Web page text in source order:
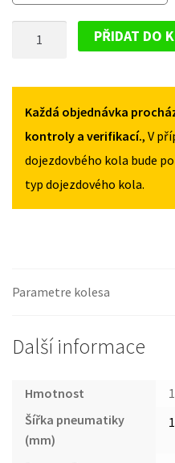
OD
CX-
OD
155/90R18
MNOŽSTVÍ
PŘIDAT DO
Každá objednávka
kontroly a verifikací., V
dojezdovbého kola bude
typ dojezdového kola.
Parametre kolesa
Další informace
Hmotnost
Šířka pneumatiky
(mm)